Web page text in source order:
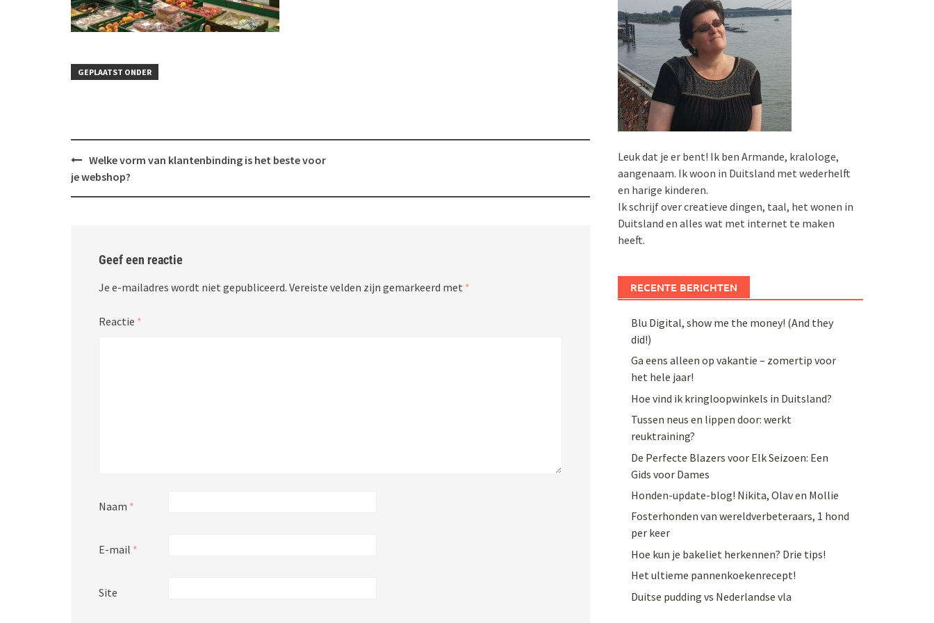
GEPLAATST ONDER
Bericht
navigatie
Welke vorm van klantenbinding is het beste voor
je webshop?
Geef een reactie
Je e-mailadres wordt niet gepubliceerd. Vereiste velden zijn gemarkeerd met *
Reactie *
Naam *
E-mail *
Site
Leuk dat je er bent! Ik ben Armande, kralologe,
aangenaam. Ik woon in Duitsland met wederhelft
en harige kinderen.
Ik schrijf over creatieve dingen, taal, het wonen in
Duitsland en alles wat met internet te maken
heeft.
RECENTE BERICHTEN
Blu Digital, show me the money! (And they
did!)
Ga eens alleen op vakantie – zomertip voor
het hele jaar!
Hoe vind ik kringloopwinkels in Duitsland?
Tussen neus en lippen door: werkt
reuktraining?
De Perfecte Blazers voor Elk Seizoen: Een
Gids voor Dames
Honden-update-blog! Nikita, Olav en Mollie
Fosterhonden van wereldverbeteraars, 1 hond
per keer
Hoe kun je bakeliet herkennen? Drie tips!
Het ultieme pannenkoekenrecept!
Duitse pudding vs Nederlandse vla